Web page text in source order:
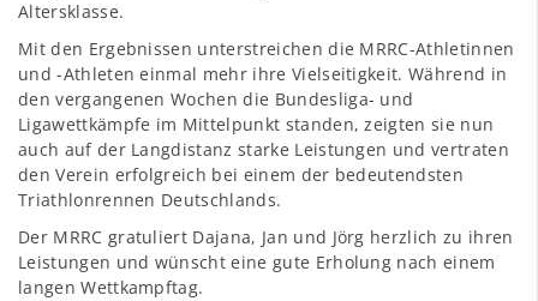
Altersklasse.
Mit den Ergebnissen unterstreichen die MRRC-Athletinnen
und -Athleten einmal mehr ihre Vielseitigkeit. Während in
den vergangenen Wochen die Bundesliga- und
Ligawettkämpfe im Mittelpunkt standen, zeigten sie nun
auch auf der Langdistanz starke Leistungen und vertraten
den Verein erfolgreich bei einem der bedeutendsten
Triathlonrennen Deutschlands.
Der MRRC gratuliert Dajana, Jan und Jörg herzlich zu ihren
Leistungen und wünscht eine gute Erholung nach einem
langen Wettkampftag.